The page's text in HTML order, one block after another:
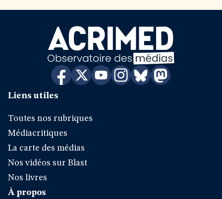
Liens utiles
Toutes nos rubriques
Médiacritiques
La carte des médias
Nos vidéos sur Blast
Nos livres
À propos